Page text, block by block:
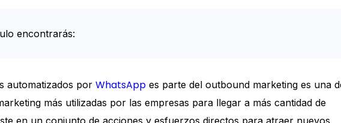
encontrarás:
automatizados por WhatsApp es parte del outbound marketing es una
más utilizadas por las empresas para llegar a más cantidad de